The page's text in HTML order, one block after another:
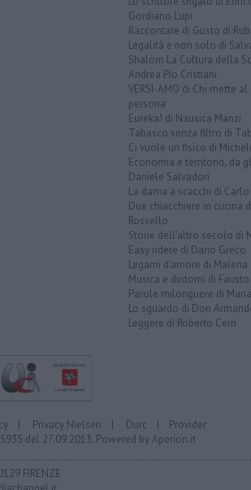
Gordiano Lupi
Raccontare di Gusto di
Legalità e non solo di
Shalom La Cultura della
Andrea Pio Cristiani
VERSI-AMO di Chi mette
persona
Eureka! di Nausica Manzi
Tabasco senza filtro di
Ci vuole un fisico di
Economia e territorio, da
Daniele Salvadori
La dama a scacchi di
Due chiacchiere in cucina
Rossello
Storie dell'altro secolo di
Easy ridere di Dario Greco
Legami d'amore di Malena
Musica e dintorni di
Parole milonguere di
Lo sguardo di Don
Leggere di Roberto Cerri
| Privacy Nielsen | Durc | Provider
del 27.09.2013. Powered byAperion.it
FIRENZE